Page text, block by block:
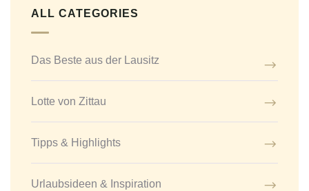
ALL CATEGORIES
Das Beste aus der Lausitz
Lotte von Zittau
Tipps & Highlights
Urlaubsideen & Inspiration